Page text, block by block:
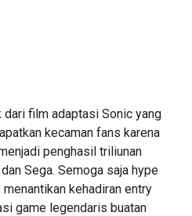
dari film adaptasi Sonic yang
kecaman fans karena
penghasil triliunan
Sega. Semoga saja hype
kehadiran entry
game legendaris buatan